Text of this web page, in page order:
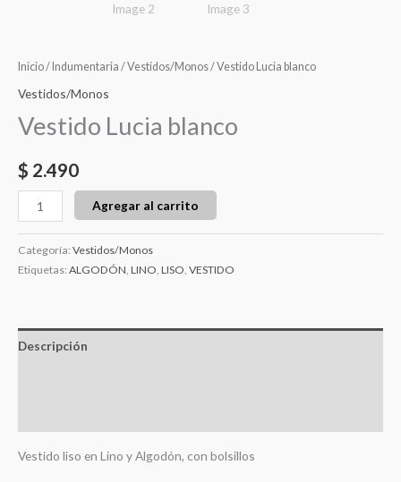
Inicio/ Indumentaria /Vestidos/Monos/ Vestido Lucia blanco
Vestidos/Monos
Vestido Lucia blanco
$ 2.490
Agregar al carrito
Categoría: Vestidos/Monos
Etiquetas: ALGODÓN LINO LISO VESTIDO
Descripción
Vestido liso en Lino y Algodón, con bolsillos